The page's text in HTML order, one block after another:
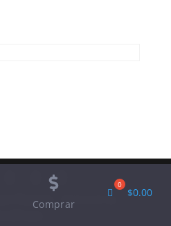
Themes
| Powered by
Comprar
$0.00